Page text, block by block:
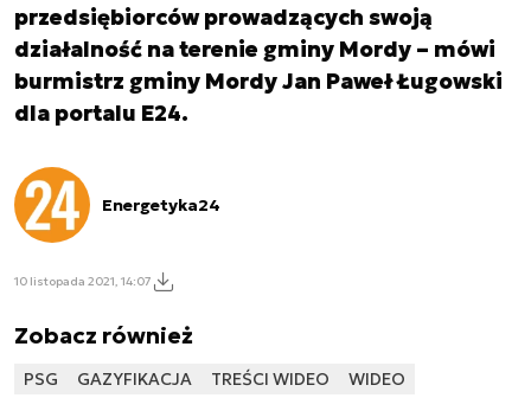
przedsiębiorców prowadzących swoją
działalność na terenie gminy Mordy – mówi
burmistrz gminy Mordy Jan Paweł Ługowski
dla portalu E24.
Energetyka24
10 listopada 2021, 14:07
Zobacz również
PSG GAZYFIKACJA TREŚCI WIDEO WIDEO